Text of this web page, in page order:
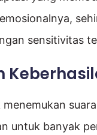
sensitivitas
menemukan
untuk banyak